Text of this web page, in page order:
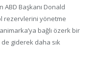
ABD Başkanı Donald
rezervlerini yönetme
bağlı özerk bir
giderek daha sık